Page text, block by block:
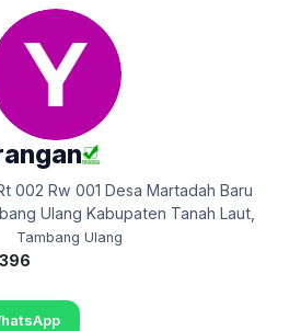
002 Rw 001 Desa Martadah Baru
Ulang Kabupaten Tanah Laut,
Tambang Ulang